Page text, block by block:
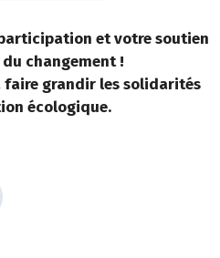
et votre soutien
changement !
faire grandir les solidarités
écologique.